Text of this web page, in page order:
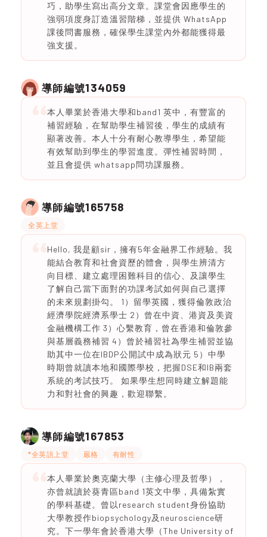
巧，助學生寫出高分文章。課堂會因應學生的
強弱項度身訂造溫習階梯，並提供 WhatsApp
課後問書服務，確保學生課堂內外都能獲得最
強支援。
導師編號134059
本人畢業於香港大學和band1 英中，有豐富的
補習經驗，在幫助學生補習後，學生的成績有
顯著改善。本人十分有耐心教導學生，希望能
有效幫助到學生的學習進度。彈性補習時間，
並且會提供 whatsapp問功課服務。
導師編號165758
全英上堂
Hello, 我是顧sir，擁有5年金融界工作經驗。我
能結合教育和社會資歷的體會，與學生辨清方
向目標、建立處理困難科目的信心、及讓學生
了解自己當下面對的功課考試如何與自己選擇
的未來規劃掛勾。 1）留學英國，獲得倫敦政治
經濟學院經濟系學士 2）曾在中資、港資及美資
金融機構工作 3）心繫教育，曾在香港和倫敦參
與基層義務補習 4）曾於補習社為學生補習並協
助其中一位在IBDP公開試中成為狀元 5）中學
時期曾就讀本地和國際學校，把握DSE和IB兩套
系統的考試技巧。 如果學生想同時建立解題能
力和對社會的興趣，歡迎聯繫。
導師編號167853
*全英語上堂 嚴格 有耐性
本人畢業於奧克蘭大學（主修心理及哲學），
亦曾就讀於葵青區band 1英文中學，具備紮實
的學科基礎。曾以research student身份協助
大學教授作biopsychology及neuroscience研
究。下一學年會於香港大學（The University of